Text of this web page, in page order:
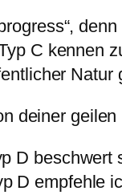
C kennen
Natur
deiner
D
D empfehle